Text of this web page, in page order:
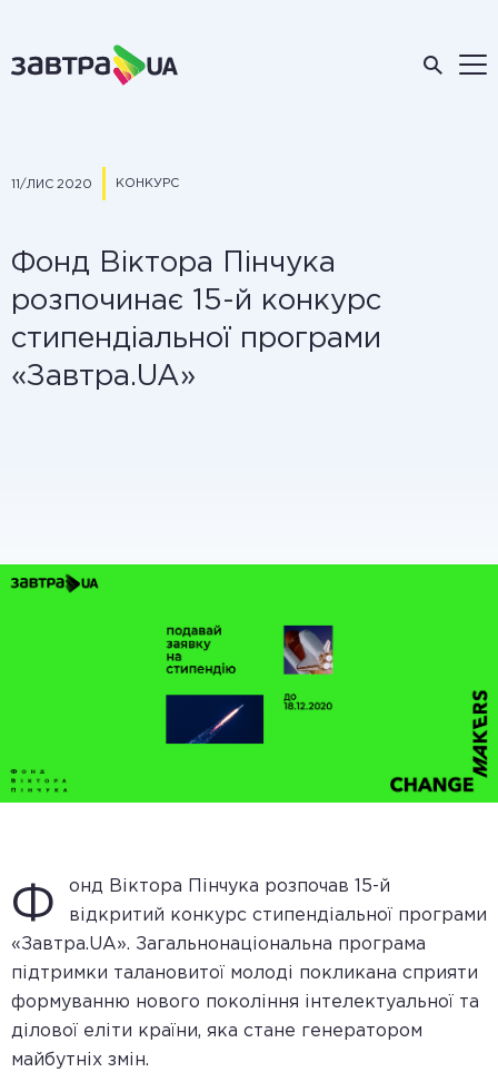
11/ЛИС 2020 КОНКУРС
Фонд Віктора Пінчука
розпочинає 15-й конкурс
стипендіальної програми
«Завтра.UA»
Ф
онд Віктора Пінчука розпочав 15-й
відкритий конкурс стипендіальної програми
«Завтра.UA». Загальнонаціональна програма
підтримки талановитої молоді покликана сприяти
формуванню нового покоління інтелектуальної та
ділової еліти країни, яка стане генератором
майбутніх змін.